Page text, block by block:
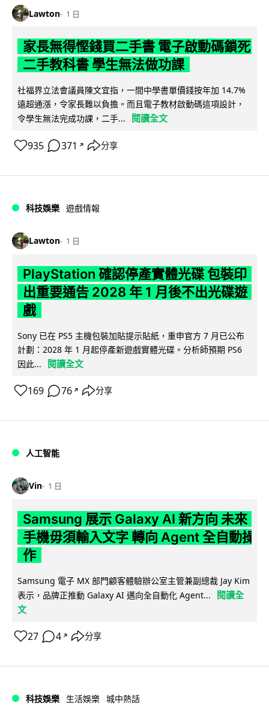
Lawton 1 日
家長無得慳錢買二手書 電子啟動碼鎖死
二手教科書 學生無法做功課
社福界立法會議員陳文宜指，一間中學書單價錢按年加 14.7%
遠超通漲，令家長難以負擔。而且電子教材啟動碼這項設計，
令學生無法完成功課，二手...
閱讀全文
935 371 ↗ 分享
科技娛樂 遊戲情報
Lawton 1 日
PlayStation 確認停產實體光碟 包裝印
出重要通告 2028 年 1 月後不出光碟遊
戲
Sony 已在 PS5 主機包裝加貼提示貼紙，重申官方 7 月已公布
計劃：2028 年 1 月起停產新遊戲實體光碟。分析師預期 PS6
因此...
閱讀全文
169 76 ↗ 分享
人工智能
Vin 1 日
Samsung 展示 Galaxy AI 新方向 未來
手機毋須輸入文字 轉向 Agent 全自動操
作
Samsung 電子 MX 部門顧客體驗辦公室主管兼副總裁 Jay Kim
表示，品牌正推動 Galaxy AI 邁向全自動化 Agent...
閱讀全
文
27 4 ↗ 分享
科技娛樂 生活娛樂 城中熱話